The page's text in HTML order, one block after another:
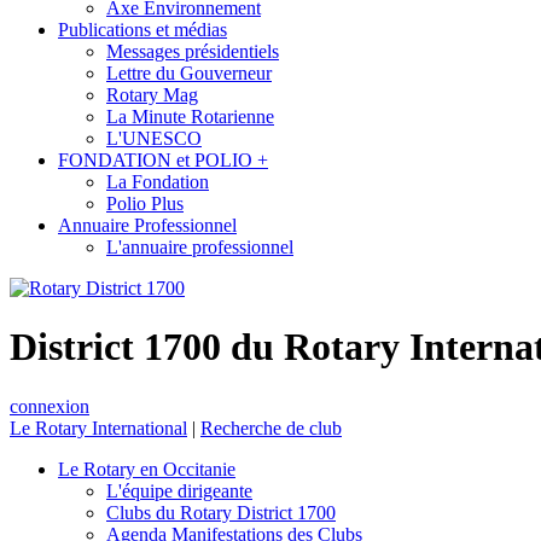
Axe Environnement
Publications et médias
Messages présidentiels
Lettre du Gouverneur
Rotary Mag
La Minute Rotarienne
L'UNESCO
FONDATION et POLIO +
La Fondation
Polio Plus
Annuaire Professionnel
L'annuaire professionnel
District 1700 du Rotary
connexion
Le Rotary International | Recherche de club
Le Rotary en Occitanie
L'équipe dirigeante
Clubs du Rotary District 1700
Agenda Manifestations des Clubs